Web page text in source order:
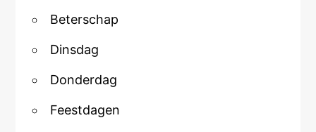
Beterschap
Dinsdag
Donderdag
Feestdagen